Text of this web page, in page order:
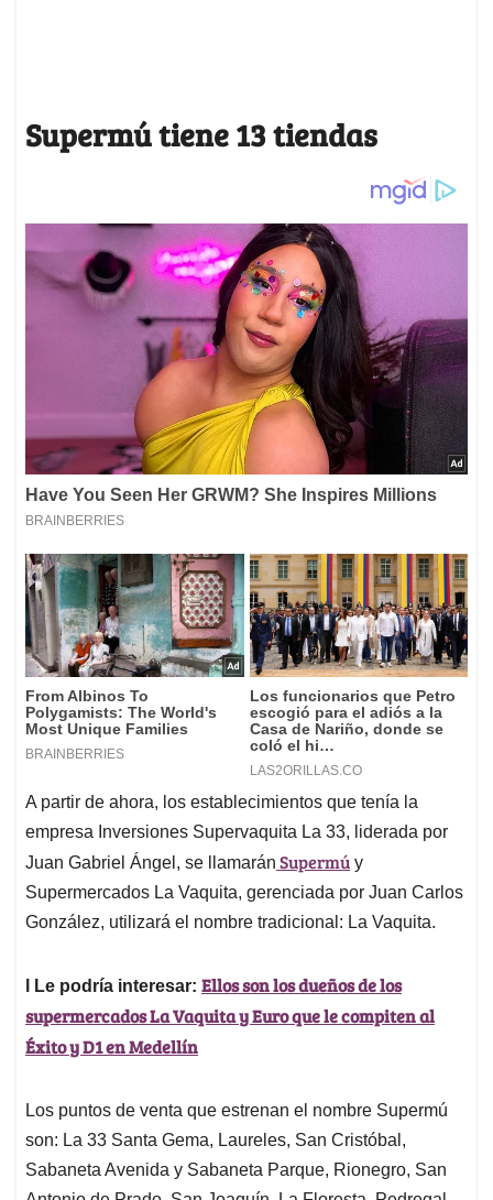
Supermú tiene 13 tiendas
A partir de ahora, los establecimientos que tenía la
empresa Inversiones Supervaquita La 33, liderada por
Juan Gabriel Ángel, se llamarán Supermú y
Supermercados La Vaquita, gerenciada por Juan Carlos
González, utilizará el nombre tradicional: La Vaquita.
l Le podría interesar: Ellos son los dueños de los
supermercados La Vaquita y Euro que le compiten al
Éxito y D1 en Medellín
Los puntos de venta que estrenan el nombre Supermú
son: La 33 Santa Gema, Laureles, San Cristóbal,
Sabaneta Avenida y Sabaneta Parque, Rionegro, San